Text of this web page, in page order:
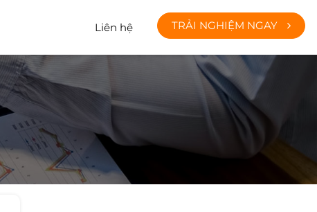
Liên hệ TRẢI NGHIỆM NGAY